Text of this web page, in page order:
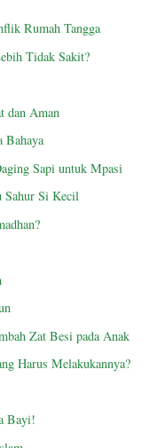
Rumah Tangga
Tidak Sakit?
dan Aman
Bahaya
Sapi untuk Mpasi
Sahur Si Kecil
Zat Besi pada Anak
Harus Melakukannya?
Bayi!